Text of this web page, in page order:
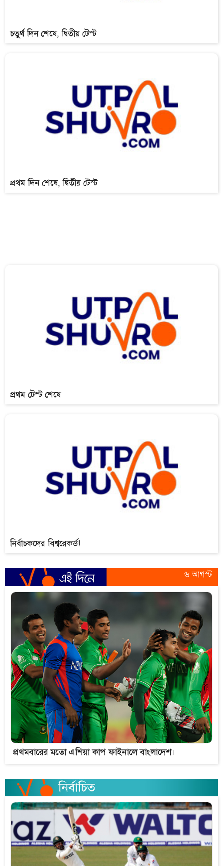
চতুর্থ দিন শেষে, দ্বিতীয় টেস্ট
প্রথম দিন শেষে, দ্বিতীয় টেস্ট
প্রথম টেস্ট শেষে
নির্বাচকদের বিশ্বরেকর্ড!
৬ আগস্ট
প্রথমবারের মতো এশিয়া কাপ ফাইনালে বাংলাদেশ।